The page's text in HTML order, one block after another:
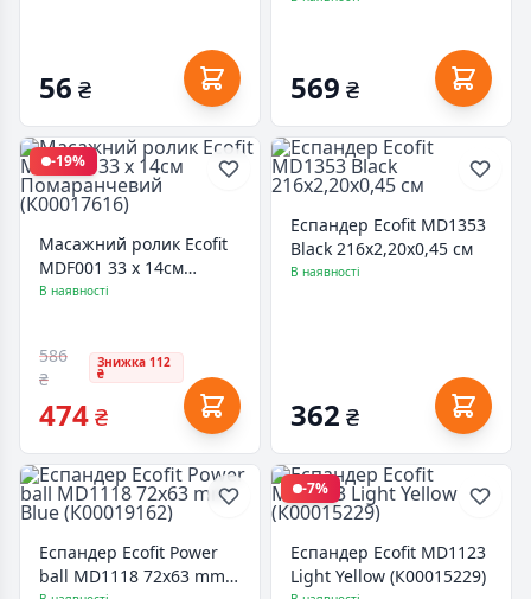
56 ₴ 569 ₴
-19%
Масажний ролик Ecofit
MDF001 33 х 14см
Помаранчевий
В наявності
586
₴
Знижка 112
₴
474₴
Еспандер Ecofit MD1353
Black 216х2,20х0,45 см
В наявності
362 ₴
Еспандер Ecofit Power
ball MD1118 72х63 mm
-7%
Еспандер Ecofit MD1123
Light Yellow (К00015229)